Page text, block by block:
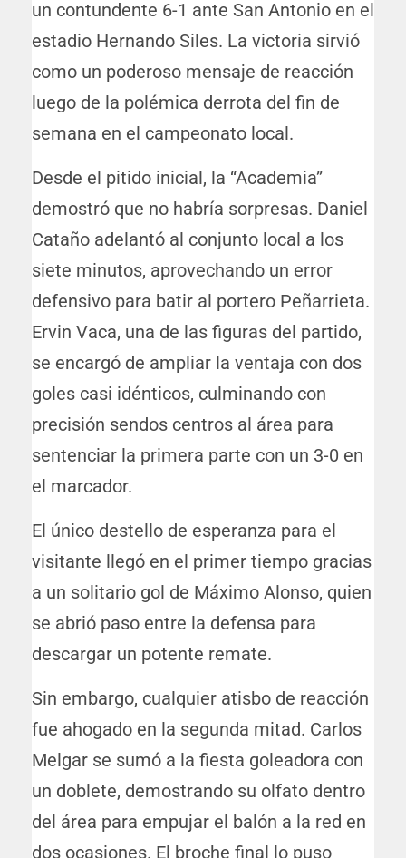
un contundente 6-1 ante San Antonio en el
estadio Hernando Siles. La victoria sirvió
como un poderoso mensaje de reacción
luego de la polémica derrota del fin de
semana en el campeonato local.
Desde el pitido inicial, la “Academia”
demostró que no habría sorpresas. Daniel
Cataño adelantó al conjunto local a los
siete minutos, aprovechando un error
defensivo para batir al portero Peñarrieta.
Ervin Vaca, una de las figuras del partido,
se encargó de ampliar la ventaja con dos
goles casi idénticos, culminando con
precisión sendos centros al área para
sentenciar la primera parte con un 3-0 en
el marcador.
El único destello de esperanza para el
visitante llegó en el primer tiempo gracias
a un solitario gol de Máximo Alonso, quien
se abrió paso entre la defensa para
descargar un potente remate.
Sin embargo, cualquier atisbo de reacción
fue ahogado en la segunda mitad. Carlos
Melgar se sumó a la fiesta goleadora con
un doblete, demostrando su olfato dentro
del área para empujar el balón a la red en
dos ocasiones. El broche final lo puso